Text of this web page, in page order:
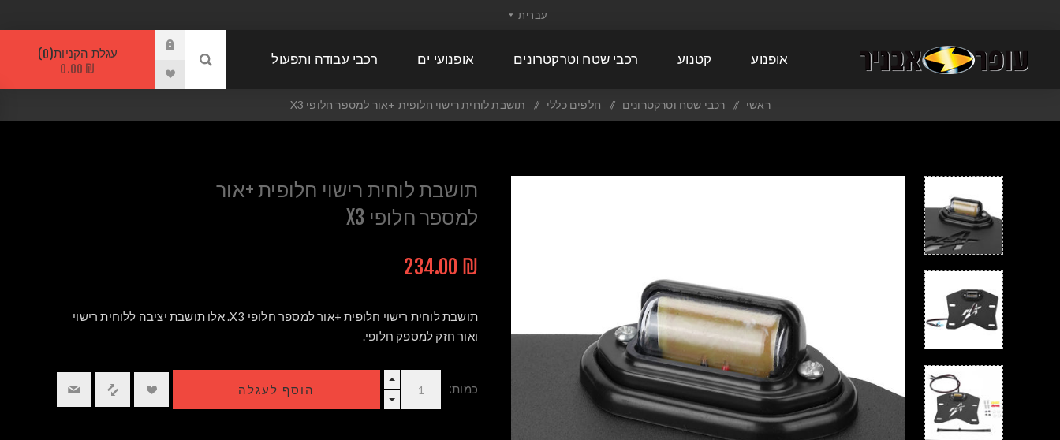
אופנוע קטנוע רכבי שטח וטרקטרונים אופנועי ים רכבי עבודה ותפעול עגלת הקניות 0
₪ 0.00
ראשי / רכבי שטח וטרקטרונים / חלפים כללי / תושבת לוחית רישוי חלופית +אור למספר חלופי X3
תושבת לוחית רישוי חלופית +אור
למספר חלופי X3
₪ 234.00
תושבת לוחית רישוי חלופית +אור למספר חלופי X3. אלו תושבת יציבה ללוחית רישוי
ואור חזק למספק חלופי.
כמות: